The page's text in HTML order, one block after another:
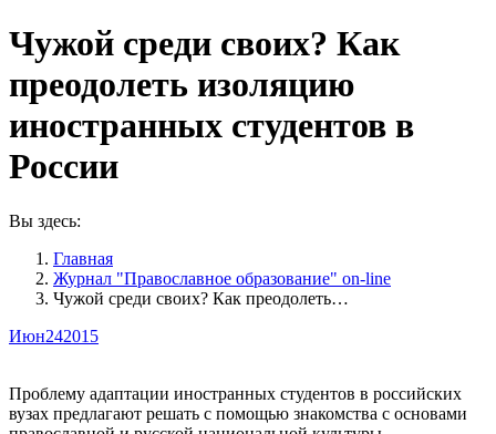
Чужой среди своих? Как
преодолеть изоляцию
иностранных студентов в
России
Вы здесь:
Главная
Журнал "Православное образование" on-line
Чужой среди своих? Как преодолеть…
Июн242015
Проблему адаптации иностранных студентов в российских
вузах предлагают решать с помощью знакомства с основами